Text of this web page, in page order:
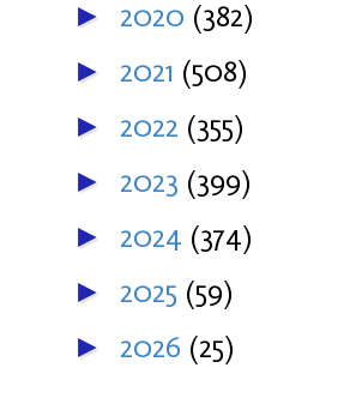
► 2020 (382)
► 2021 (508)
► 2022 (355)
► 2023 (399)
► 2024 (374)
► 2025 (59)
► 2026 (25)